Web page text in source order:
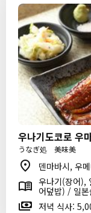
우나기도코로 우
うなぎ処 美味美
덴마바시, 우
우나기(장어),
어덮밥) / 일
저녁 식사: